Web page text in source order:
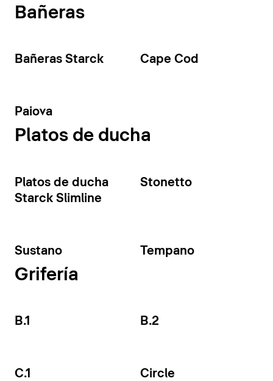
Bañeras
Bañeras Starck Cape Cod
Paiova
Platos de ducha
Platos de ducha
Starck Slimline
Stonetto
Sustano Tempano
Grifería
B.1 B.2
C.1 Circle